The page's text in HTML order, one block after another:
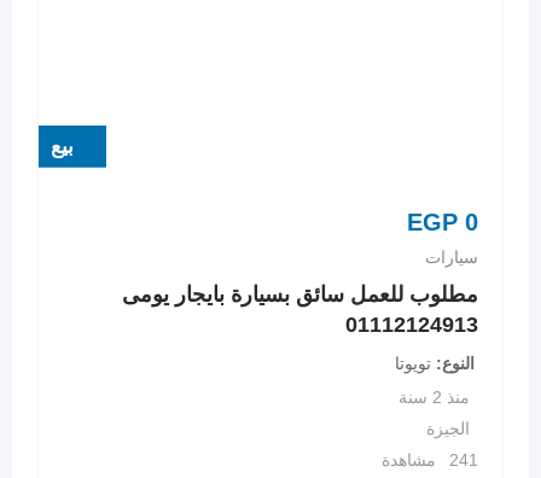
بيع
EGP 0
سيارات
مطلوب للعمل سائق بسيارة بايجار يومى
01112124913
النوع
تويوتا
منذ 2 سنة
الجيزة
241 مشاهدة